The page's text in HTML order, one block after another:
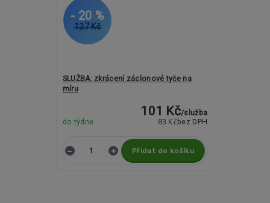
127 Kč
- 20 %
SLUŽBA: zkrácení záclonové tyče na
míru
101 Kč/služba
83 Kč bez DPH
do týdne
Přidat do košíku